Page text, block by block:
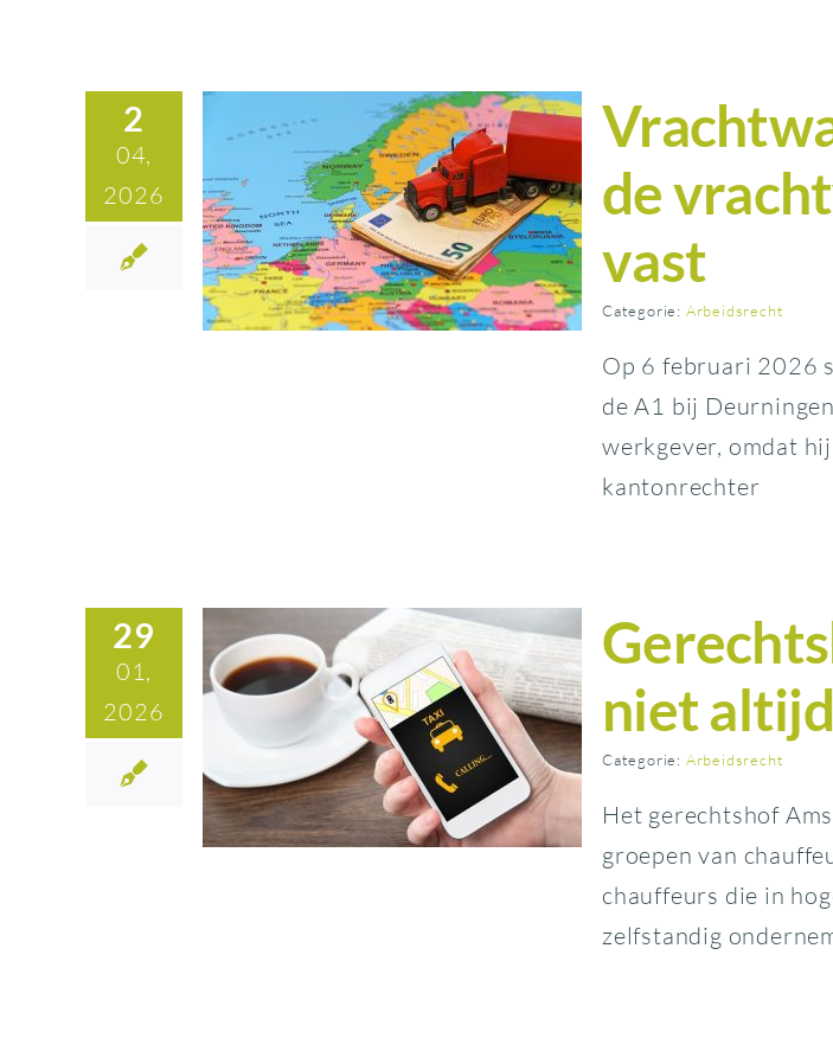
2
04,
2026
de
vast
Categorie: Arbeidsrecht
Op 6 februari 2026
de A1 bij
werkgever, omdat
kantonrechter
29
01,
2026
niet
Categorie: Arbeidsrecht
Het gerechtshof
groepen van
chauffeurs die in
zelfstandig